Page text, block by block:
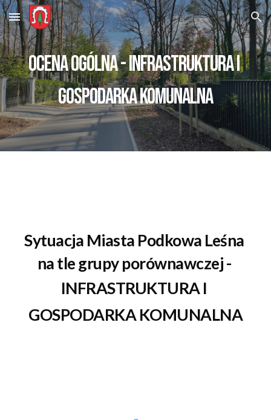
Skip to main content Skip to navigation
ocena ogólna - INFRASTRUKTURA I
GOSPODARKA KOMUNALNA
Sytuacja Miasta Podkowa Leśna
na tle grupy porównawczej -
INFRASTRUKTURA I
GOSPODARKA KOMUNALNA